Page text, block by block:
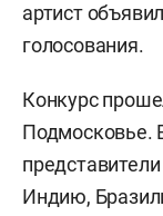
артист
голосования.
Конкурс
Подмосковье.
Индию,